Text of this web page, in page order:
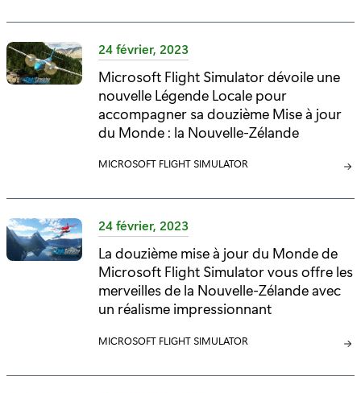
T
G
O
R
I
E
24 février, 2023
Microsoft Flight Simulator dévoile une
nouvelle Légende Locale pour
accompagner sa douzième Mise à jour
du Monde : la Nouvelle-Zélande
C
T
G
O
R
I
E
MICROSOFT FLIGHT SIMULATOR
24 février, 2023
La douzième mise à jour du Monde de
Microsoft Flight Simulator vous offre les
merveilles de la Nouvelle-Zélande avec
un réalisme impressionnant
C
T
MICROSOFT FLIGHT SIMULATOR